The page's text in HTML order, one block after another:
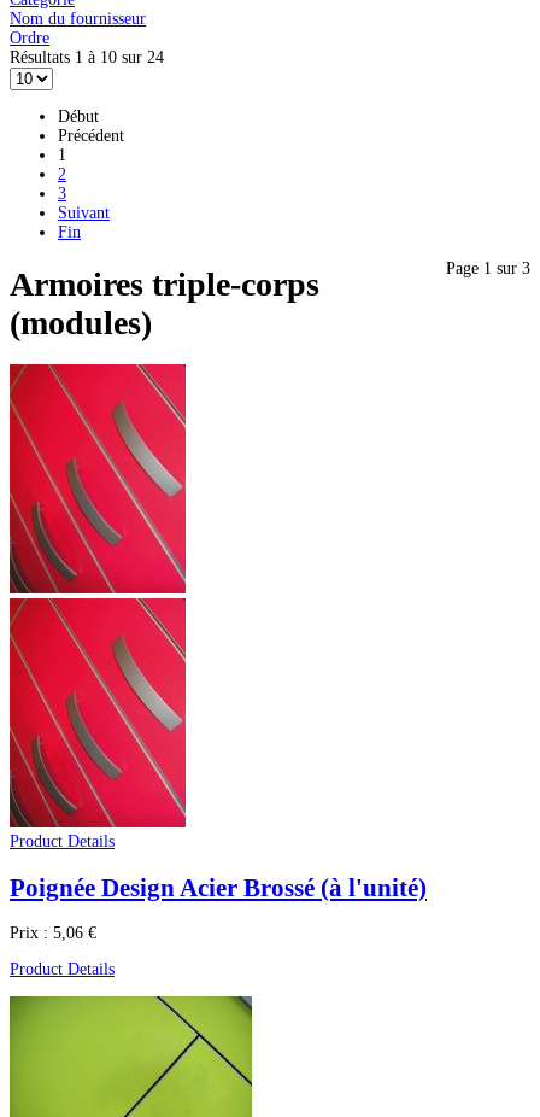
Nom du fournisseur
Ordre
Résultats 1 à 10 sur 24
Début
Précédent
1
2
3
Suivant
Fin
Page 1 sur 3
Armoires triple-corps
(modules)
Product Details
Poignée Design Acier Brossé (à l'unité)
Prix : 5,06 €
Product Details